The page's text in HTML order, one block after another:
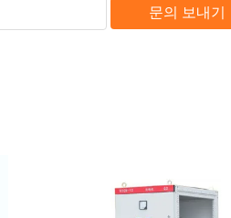
문의 보내기